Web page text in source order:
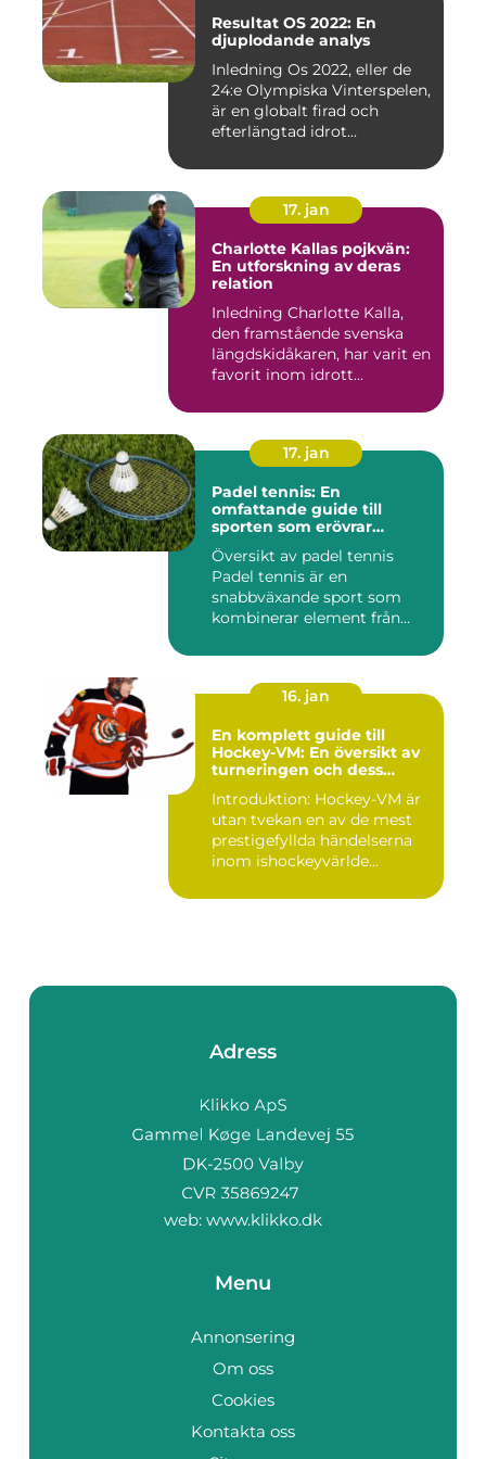
Resultat OS 2022: En
djuplodande analys
Inledning Os 2022, eller de
24:e Olympiska Vinterspelen,
är en globalt firad och
efterlängtad idrot...
17. jan
Charlotte Kallas pojkvän:
En utforskning av deras
relation
Inledning Charlotte Kalla,
den framstående svenska
längdskidåkaren, har varit en
favorit inom idrott...
17. jan
Padel tennis: En
omfattande guide till
sporten som erövrar
världen
Översikt av padel tennis
Padel tennis är en
snabbväxande sport som
kombinerar element från
16. jan
En komplett guide till
Hockey-VM: En översikt av
turneringen och dess
Introduktion: Hockey-VM är
utan tvekan en av de mest
prestigefyllda händelserna
inom ishockeyvärlde...
Adress
web: www.klikko.dk
Menu
Annonsering
Om oss
Cookies
Kontakta oss